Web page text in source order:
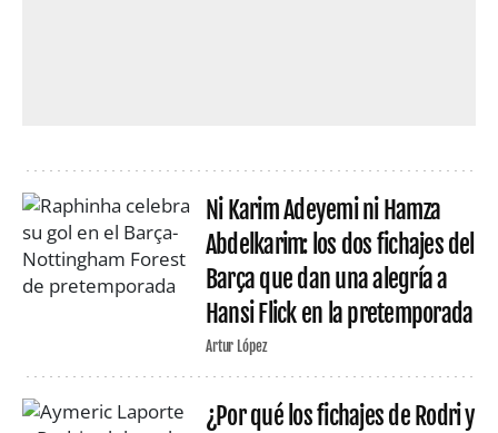
Ni Karim Adeyemi ni Hamza
Abdelkarim: los dos fichajes del
Barça que dan una alegría a
Hansi Flick en la pretemporada
Artur López
¿Por qué los fichajes de Rodri y